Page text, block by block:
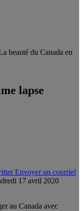
beauté du Canada en
lapse
Envoyer un courriel
17 avril 2020
au Canada avec